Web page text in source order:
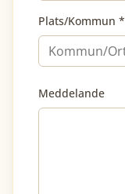
Plats/Kommun *
Meddelande